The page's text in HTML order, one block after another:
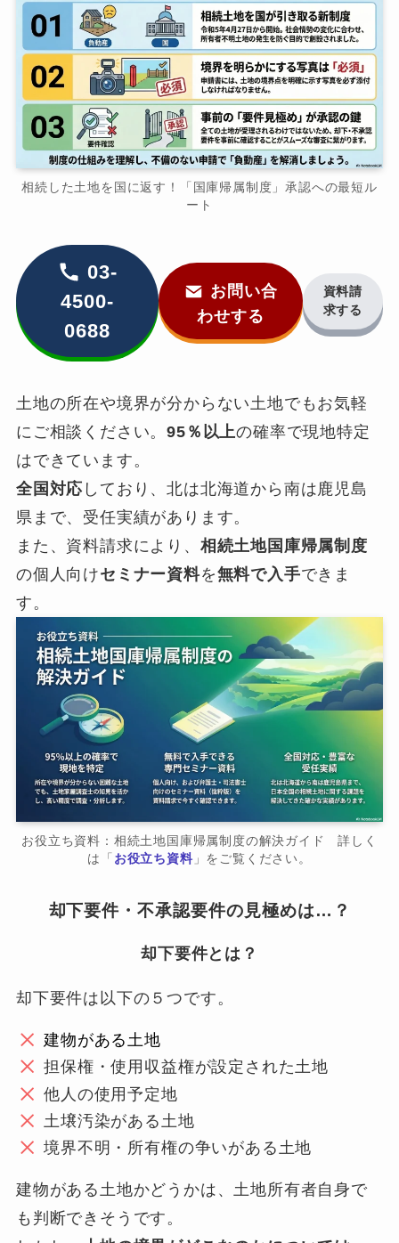
相続した土地を国に返す！「国庫帰属制度」承認への最短ル
ート
03-
4500-
0688
お問い合
わせする
資料請
求する
土地の所在や境界が分からない土地でもお気軽
にご相談ください。95％以上の確率で現地特定
はできています。
全国対応 しており、北は北海道から南は鹿児島
県まで、受任実績があります。
また、資料請求により、 相続土地国庫帰属制度
の個人向けセミナー資料を無料で入手できま
す。
お役立ち資料：相続土地国庫帰属制度の解決ガイド 詳しく
は「 お役立ち資料」をご覧ください。
却下要件・不承認要件の見極めは…？
却下要件とは？
却下要件は以下の５つです。
建物がある土地
担保権・使用収益権が設定された土地
他人の使用予定地
土壌汚染がある土地
境界不明・所有権の争いがある土地
建物がある土地かどうかは、土地所有者自身で
も判断できそうです。